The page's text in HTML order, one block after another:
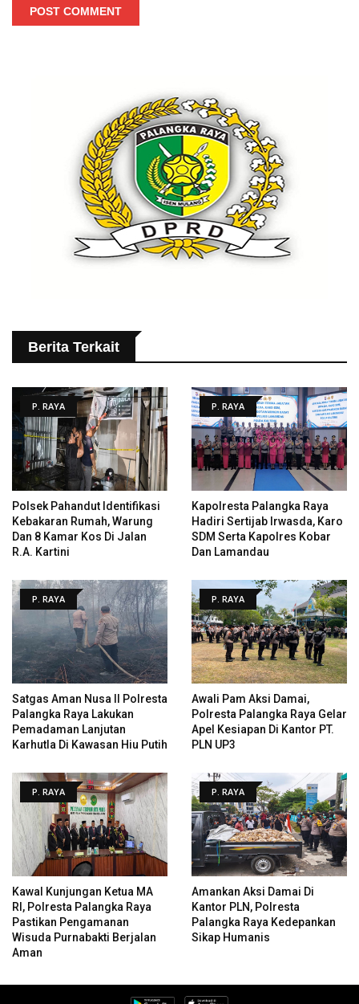
POST COMMENT
Berita Terkait
P. RAYA
Polsek Pahandut Identifikasi
Kebakaran Rumah, Warung
Dan 8 Kamar Kos Di Jalan
R.A. Kartini
P. RAYA
Kapolresta Palangka Raya
Hadiri Sertijab Irwasda, Karo
SDM Serta Kapolres Kobar
Dan Lamandau
P. RAYA
Satgas Aman Nusa II Polresta
Palangka Raya Lakukan
Pemadaman Lanjutan
Karhutla Di Kawasan Hiu Putih
P. RAYA
Awali Pam Aksi Damai,
Polresta Palangka Raya Gelar
Apel Kesiapan Di Kantor PT.
PLN UP3
P. RAYA
Kawal Kunjungan Ketua MA
RI, Polresta Palangka Raya
Pastikan Pengamanan
Wisuda Purnabakti Berjalan
Aman
P. RAYA
Amankan Aksi Damai Di
Kantor PLN, Polresta
Palangka Raya Kedepankan
Sikap Humanis